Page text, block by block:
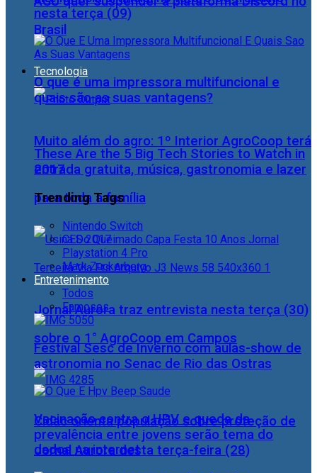
Brasil
Tecnologia
Muito além do agro: 1º Interior AgroCoop terá
entrada gratuita, música, gastronomia e lazer
para toda a família
Jornal Aurora traz entrevista nesta terça (30)
sobre o 1° AgroCoop em Campos
Cidac orienta população sobre proteção de
dados na internet
nesta terça (09)
O que é uma impressora multifuncional e
quais são as suas vantagens?
These Are the 5 Big Tech Stories to Watch in
2017
Trending Tags
Nintendo Switch
CES 2017
Playstation 4 Pro
Mark Zuckerberg
Entretenimento
Todos
Famosos
Festival Sesc de Inverno com aulas-show de
astronomia no Senac de Rio das Ostras
Vacinação contra o HPV e queda da
prevalência entre jovens serão tema do
Jornal Aurora desta terça-feira (28)